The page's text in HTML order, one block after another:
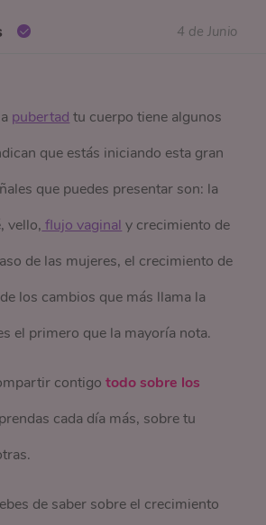
4 de Junio
pubertad tu cuerpo tiene algunos
que estás iniciando esta gran
que puedes presentar son: la
vello, flujo vaginal y crecimiento de
de las mujeres, el crecimiento de
los cambios que más llama la
el primero que la mayoría nota.
contigotodo sobre los
cada día más, sobre tu
de saber sobre el crecimiento